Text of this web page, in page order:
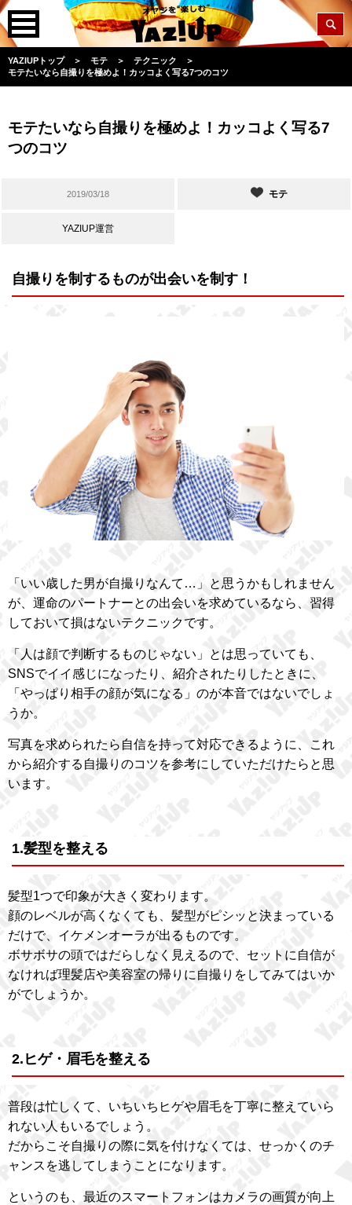
YAZIUPトップ ＞ モテ ＞ テクニック
＞
モテたいなら自撮りを極めよ！カッコよく写る7つのコツ
モテたいなら自撮りを極めよ！カッコよく写る7
つのコツ
2019/03/18 モテ
YAZIUP運営
自撮りを制するものが出会いを制す！
「いい歳した男が自撮りなんて…」と思うかもしれません
が、運命のパートナーとの出会いを求めているなら、習得
しておいて損はないテクニックです。
「人は顔で判断するものじゃない」とは思っていても、
SNSでイイ感じになったり、紹介されたりしたときに、
「やっぱり相手の顔が気になる」のが本音ではないでしょ
うか。
写真を求められたら自信を持って対応できるように、これ
から紹介する自撮りのコツを参考にしていただけたらと思
います。
1.髪型を整える
髪型1つで印象が大きく変わります。
顔のレベルが高くなくても、髪型がピシッと決まっている
だけで、イケメンオーラが出るものです。
ボサボサの頭ではだらしなく見えるので、セットに自信が
なければ理髪店や美容室の帰りに自撮りをしてみてはいか
がでしょうか。
2.ヒゲ・眉毛を整える
普段は忙しくて、いちいちヒゲや眉毛を丁寧に整えていら
れない人もいるでしょう。
だからこそ自撮りの際に気を付けなくては、せっかくのチ
ャンスを逃してしまうことになります。
というのも、最近のスマートフォンはカメラの画質が向上